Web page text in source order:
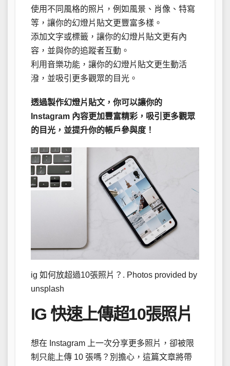
使用不同風格的照片，例如風景、肖像、特寫
等，讓你的幻燈片貼文更豐富多樣。
添加文字或標籤，讓你的幻燈片貼文更有內
容，並與你的追蹤者互動。
利用音樂功能，讓你的幻燈片貼文更生動活
潑，並吸引更多觀眾的目光。
透過製作幻燈片貼文，你可以讓你的
Instagram 內容更加豐富精彩，吸引更多觀眾
的目光，並提升你的帳戶參與度！
ig 如何放超過10張照片？. Photos provided by
unsplash
IG 快速上傳超10張照片
想在 Instagram 上一次分享更多照片，卻被限
制只能上傳 10 張嗎？別擔心，這篇文章將帶